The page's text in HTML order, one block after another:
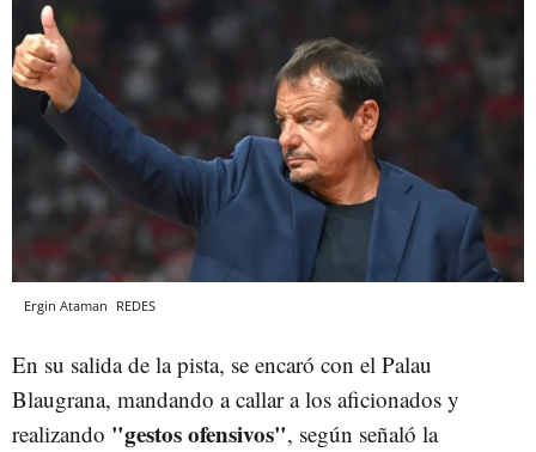
Ergin Ataman REDES
En su salida de la pista, se encaró con el Palau
Blaugrana, mandando a callar a los aficionados y
realizando "gestos ofensivos", según señaló la